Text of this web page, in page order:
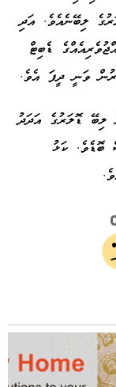
މިހާރު މަހެއްގެ މައްޗަށް 1200 ޑޮލަރުގެ ލިބޭނެއެވެ. އަދި
ޑެބިޓް
ޑޮލަރުގެ އަދަދު
ބޮޑެވެ. ކަޅު